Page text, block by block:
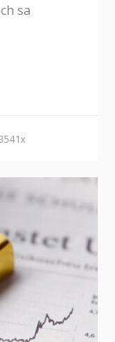
sa